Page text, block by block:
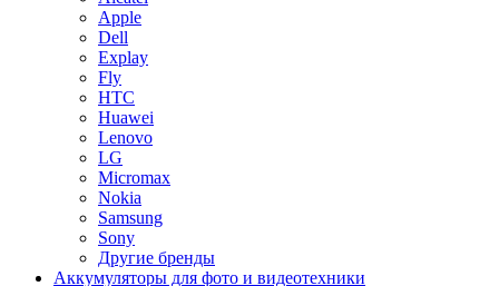
Apple
Dell
Explay
Fly
HTC
Huawei
Lenovo
LG
Micromax
Nokia
Samsung
Sony
Другие бренды
Аккумуляторы для фото и видеотехники